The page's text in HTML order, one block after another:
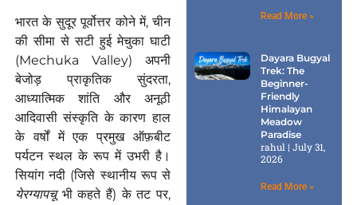
भारत के सुदूर पूर्वोत्तर कोने में, चीन
की सीमा से सटी हुई मेचुका घाटी
(Mechuka Valley) अपनी
बेजोड़ प्राकृतिक सुंदरता,
आध्यात्मिक शांति और अनूठी
आदिवासी संस्कृति के कारण हाल
के वर्षों में एक प्रमुख ऑफ़बीट
पर्यटन स्थल के रूप में उभरी है।
सियांग नदी (जिसे स्थानीय रूप से
येरग्यापचूभी कहते हैं) के तट पर,
Read More »
Dayara Bugyal
Trek: The
Beginner-
Friendly
Himalayan
Meadow
Paradise
rahul
July 31,
2026
Read More »